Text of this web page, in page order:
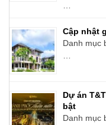
…
Cập nhật
Danh mục
…
Dự án
bật
Danh mục